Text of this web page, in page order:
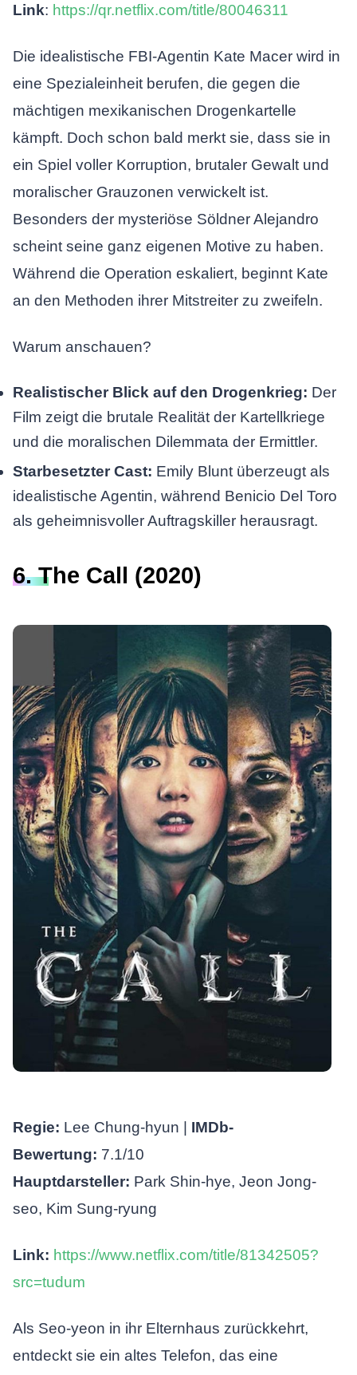
Link: https://qr.netflix.com/title/80046311
Die idealistische FBI-Agentin Kate Macer wird in
eine Spezialeinheit berufen, die gegen die
mächtigen mexikanischen Drogenkartelle
kämpft. Doch schon bald merkt sie, dass sie in
ein Spiel voller Korruption, brutaler Gewalt und
moralischer Grauzonen verwickelt ist.
Besonders der mysteriöse Söldner Alejandro
scheint seine ganz eigenen Motive zu haben.
Während die Operation eskaliert, beginnt Kate
an den Methoden ihrer Mitstreiter zu zweifeln.
Warum anschauen?
Realistischer Blick auf den Drogenkrieg: Der
Film zeigt die brutale Realität der Kartellkriege
und die moralischen Dilemmata der Ermittler.
Starbesetzter Cast: Emily Blunt überzeugt als
idealistische Agentin, während Benicio Del Toro
als geheimnisvoller Auftragskiller herausragt.
6. The Call (2020)
Regie: Lee Chung-hyun | IMDb-
Bewertung: 7.1/10
Hauptdarsteller: Park Shin-hye, Jeon Jong-
seo, Kim Sung-ryung
Link: https://www.netflix.com/title/81342505?
src=tudum
Als Seo-yeon in ihr Elternhaus zurückkehrt,
entdeckt sie ein altes Telefon, das eine